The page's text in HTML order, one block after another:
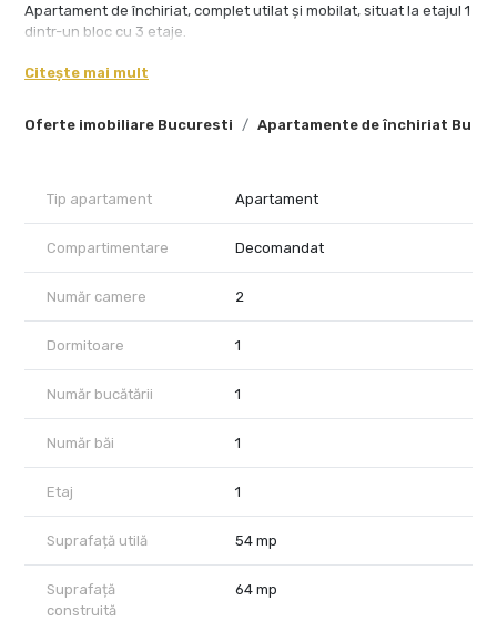
Oferte imobiliare Bucuresti Apartamente de închiriat
Apartament de închiriat, complet utilat și mobilat, situat la etajul 1
dintr-un bloc cu 3 etaje.
Caracteristici:
eficiență energetică.
Bucătărie Complet Utilată: Toate electrocasnicele necesare sunt
Accesibilitate: Nordul Capitalei, acces facil către orice punct de
interes din București și din zona, atât cu mijloace de transport
Transport Public: Proximitatea stațiilor de metrou Pipera și Aurel
Medical: Regina Maria, Policlinica Pipera, clinica veterinară Brains
& Bones.
Restaurante și Cafenele: O varietate de opțiuni pentru toate
Educație: Școli și licee de prestigiu în apropiere.
Contact: Pentru mai multe detalii și vizionări, nu ezitați să ne
contactați.
Citește mai mult
Tip apartament Apartament
Compartimentare Decomandat
Număr camere 2
Dormitoare 1
Număr bucătării 1
Număr băi 1
Etaj 1
Suprafață utilă 54 mp
Suprafață
construită
64 mp